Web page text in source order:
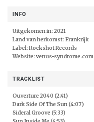
INFO
Uitgekomen in: 2021
Land van herkomst: Frankrijk
Label: Rockshot Records
Website: venus-syndrome.com
TRACKLIST
Ouverture 2040 (2:41)
Dark Side Of The Sun (4:07)
Sideral Groove (5:33)